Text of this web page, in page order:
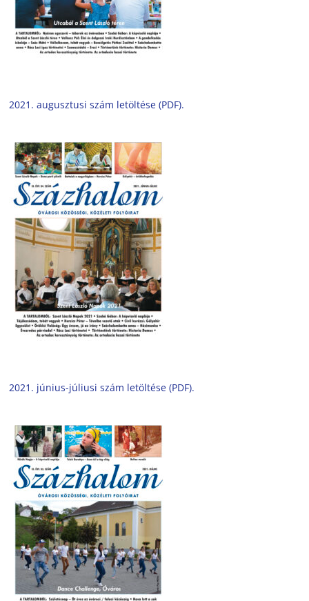
2021. augusztusi szám letöltése (PDF).
2021. június-júliusi szám letöltése (PDF).